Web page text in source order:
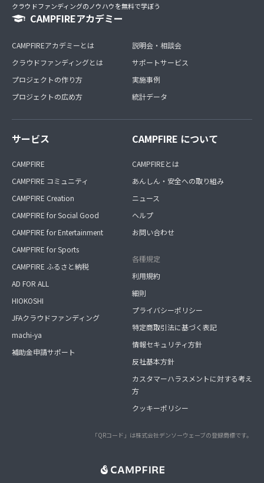
クラウドファンディングのノウハウを無料で学ぼう
CAMPFIREアカデミー
CAMPFIREアカデミーとは
クラウドファンディングとは
プロジェクトの作り方
プロジェクトの広め方
説明会・相談会
サポートサービス
実施事例
統計データ
サービス
CAMPFIRE
CAMPFIRE コミュニティ
CAMPFIRE Creation
CAMPFIRE for Social Good
CAMPFIRE for Entertainment
CAMPFIRE for Sports
CAMPFIRE ふるさと納税
AD FOR ALL
HIOKOSHI
JFAクラウドファンディング
machi-ya
補助金申請サポート
CAMPFIRE について
CAMPFIREとは
あんしん・安全への取り組み
ニュース
ヘルプ
お問い合わせ
各種規定
利用規約
細則
プライバシーポリシー
特定商取引法に基づく表記
情報セキュリティ方針
反社基本方針
カスタマーハラスメントに対する考え
方
クッキーポリシー
「QRコード」は株式会社デンソーウェーブの登録商標です。